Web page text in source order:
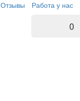
Отзывы Работа у нас
0